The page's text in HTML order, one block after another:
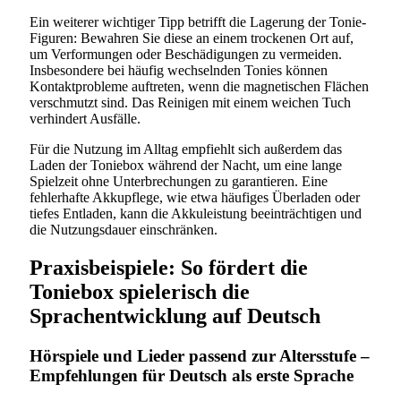
Ein weiterer wichtiger Tipp betrifft die Lagerung der Tonie-
Figuren: Bewahren Sie diese an einem trockenen Ort auf,
um Verformungen oder Beschädigungen zu vermeiden.
Insbesondere bei häufig wechselnden Tonies können
Kontaktprobleme auftreten, wenn die magnetischen Flächen
verschmutzt sind. Das Reinigen mit einem weichen Tuch
verhindert Ausfälle.
Für die Nutzung im Alltag empfiehlt sich außerdem das
Laden der Toniebox während der Nacht, um eine lange
Spielzeit ohne Unterbrechungen zu garantieren. Eine
fehlerhafte Akkupflege, wie etwa häufiges Überladen oder
tiefes Entladen, kann die Akkuleistung beeinträchtigen und
die Nutzungsdauer einschränken.
Praxisbeispiele: So fördert die
Toniebox spielerisch die
Sprachentwicklung auf Deutsch
Hörspiele und Lieder passend zur Altersstufe –
Empfehlungen für Deutsch als erste Sprache